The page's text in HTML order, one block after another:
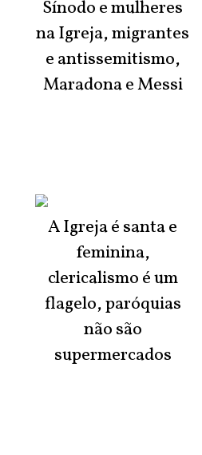
Sínodo e mulheres
na Igreja, migrantes
e antissemitismo,
Maradona e Messi
A Igreja é santa e
feminina,
clericalismo é um
flagelo, paróquias
não são
supermercados